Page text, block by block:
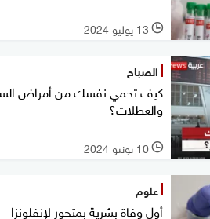
l 13 يوليو 2024
الصباح
كيف تحمي نفسك من أمراض
والعطلات؟
l 10 يونيو 2024
علوم
أول وفاة بشرية بمتحور لإنفلونزا